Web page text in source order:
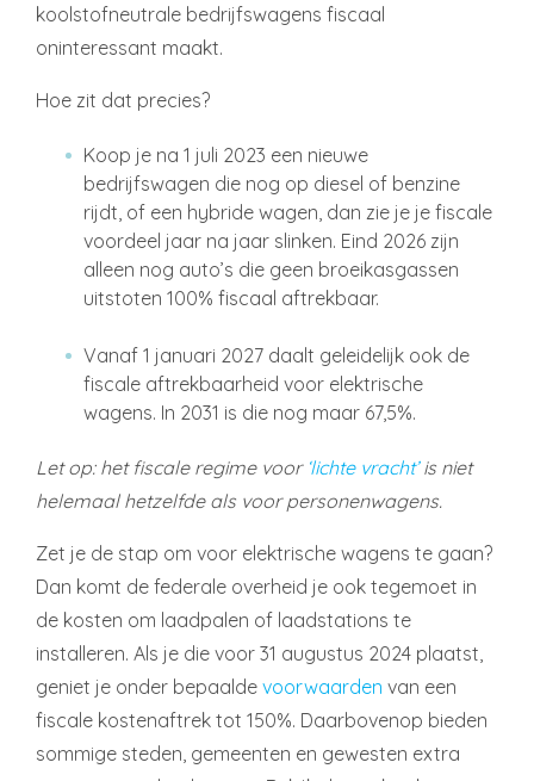
koolstofneutrale bedrijfswagens fiscaal
oninteressant maakt.
Hoe zit dat precies?
Koop je na 1 juli 2023 een nieuwe
bedrijfswagen die nog op diesel of benzine
rijdt, of een hybride wagen, dan zie je je fiscale
voordeel jaar na jaar slinken. Eind 2026 zijn
alleen nog auto’s die geen broeikasgassen
uitstoten 100% fiscaal aftrekbaar.
Vanaf 1 januari 2027 daalt geleidelijk ook de
fiscale aftrekbaarheid voor elektrische
wagens. In 2031 is die nog maar 67,5%.
Let op: het fiscale regime voor ‘lichte vracht’ is niet
helemaal hetzelfde als voor personenwagens.
Zet je de stap om voor elektrische wagens te gaan?
Dan komt de federale overheid je ook tegemoet in
de kosten om laadpalen of laadstations te
installeren. Als je die voor 31 augustus 2024 plaatst,
geniet je onder bepaalde voorwaarden van een
fiscale kostenaftrek tot 150%. Daarbovenop bieden
sommige steden, gemeenten en gewesten extra